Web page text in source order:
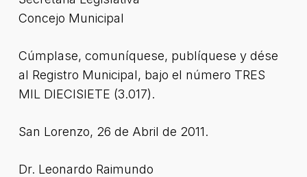
Concejo Municipal
Cúmplase, comuníquese, publíquese y dése
al Registro Municipal, bajo el número TRES
MIL DIECISIETE (3.017).
San Lorenzo, 26 de Abril de 2011.
Dr. Leonardo Raimundo